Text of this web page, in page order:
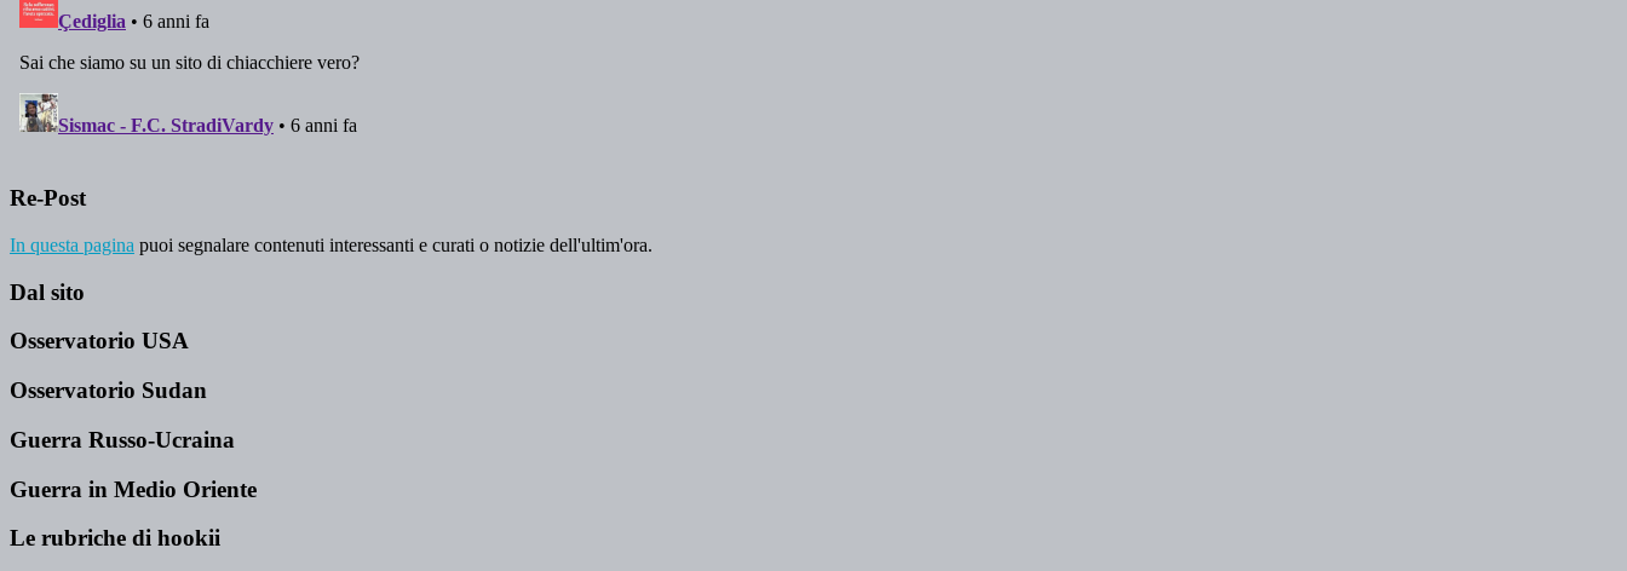
Re-Post
In questa pagina puoi segnalare contenuti interessanti e curati o notizie dell'ultim'ora.
Dal sito
Osservatorio USA
Osservatorio Sudan
Guerra Russo-Ucraina
Guerra in Medio Oriente
Le rubriche di hookii